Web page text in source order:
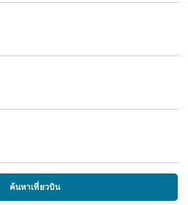
ค้นหาเที่ยวบิน